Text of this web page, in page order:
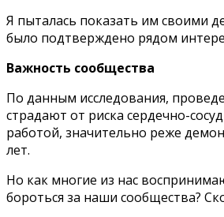
Я пыталась показать им своими
было подтверждено рядом
Важность сообщества
По данным исследования,
страдают от риска сердечно-
работой, значительно реже
лет.
Но как многие из нас
бороться за наши сообщества?